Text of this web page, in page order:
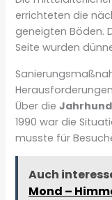
errichteten die
geneigten Böden.
Seite wurden
Herausforderungen
Über die
1990 war die
musste für
Auch
Mond –